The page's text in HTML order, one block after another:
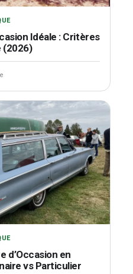
Idéale : Critères
(2026)
d’Occasion en
vs Particulier